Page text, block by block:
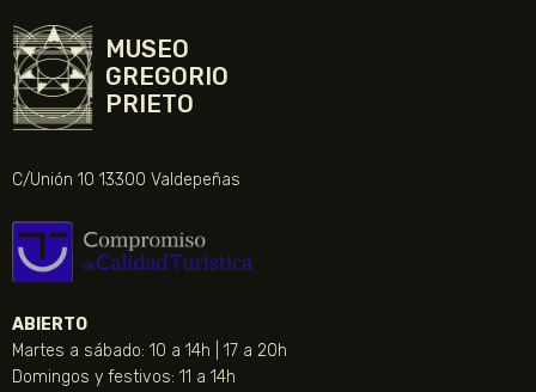
MUSEO
GREGORIO
PRIETO
C/Unión 10 13300 Valdepeñas
ABIERTO
Martes a sábado: 10 a 14h | 17 a 20h
Domingos y festivos: 11 a 14h